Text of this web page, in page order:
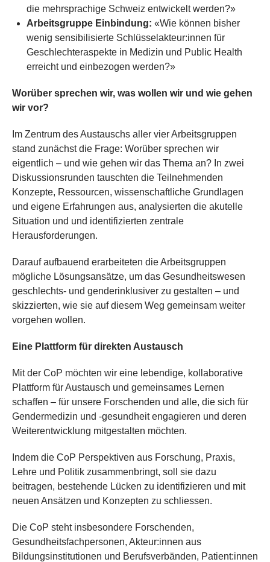
die mehrsprachige Schweiz entwickelt werden?»
Arbeitsgruppe Einbindung: «Wie können bisher
wenig sensibilisierte Schlüsselakteur:innen für
Geschlechteraspekte in Medizin und Public Health
erreicht und einbezogen werden?»
Worüber sprechen wir, was wollen wir und wie gehen
wir vor?
Im Zentrum des Austauschs aller vier Arbeitsgruppen
stand zunächst die Frage: Worüber sprechen wir
eigentlich – und wie gehen wir das Thema an? In zwei
Diskussionsrunden tauschten die Teilnehmenden
Konzepte, Ressourcen, wissenschaftliche Grundlagen
und eigene Erfahrungen aus, analysierten die akutelle
Situation und und identifizierten zentrale
Herausforderungen.
Darauf aufbauend erarbeiteten die Arbeitsgruppen
mögliche Lösungsansätze, um das Gesundheitswesen
geschlechts- und genderinklusiver zu gestalten – und
skizzierten, wie sie auf diesem Weg gemeinsam weiter
vorgehen wollen.
Eine Plattform für direkten Austausch
Mit der CoP möchten wir eine lebendige, kollaborative
Plattform für Austausch und gemeinsames Lernen
schaffen – für unsere Forschenden und alle, die sich für
Gendermedizin und -gesundheit engagieren und deren
Weiterentwicklung mitgestalten möchten.
Indem die CoP Perspektiven aus Forschung, Praxis,
Lehre und Politik zusammenbringt, soll sie dazu
beitragen, bestehende Lücken zu identifizieren und mit
neuen Ansätzen und Konzepten zu schliessen.
Die CoP steht insbesondere Forschenden,
Gesundheitsfachpersonen, Akteur:innen aus
Bildungsinstitutionen und Berufsverbänden, Patient:innen